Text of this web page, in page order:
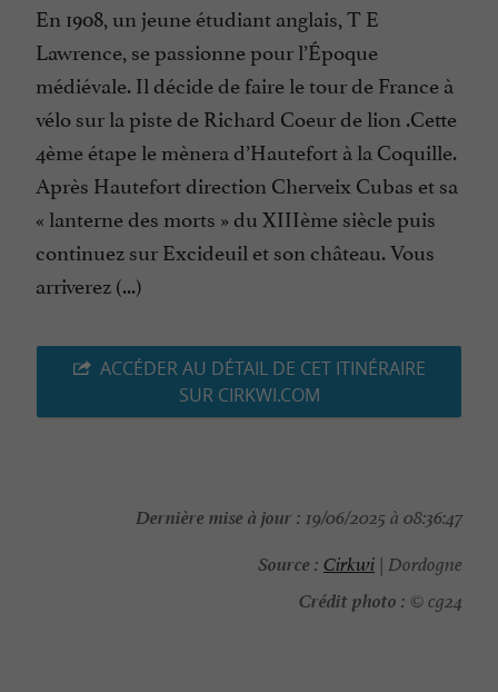
En 1908, un jeune étudiant anglais, T E
Lawrence, se passionne pour l’Époque
médiévale. Il décide de faire le tour de France à
vélo sur la piste de Richard Coeur de lion .Cette
4ème étape le mènera d’Hautefort à la Coquille.
Après Hautefort direction Cherveix Cubas et sa
« lanterne des morts » du XIIIème siècle puis
continuez sur Excideuil et son château. Vous
arriverez (...)
ACCÉDER AU DÉTAIL DE CET ITINÉRAIRE
SUR CIRKWI.COM
Dernière mise à jour : 19/06/2025 à 08:36:47
Source : Cirkwi | Dordogne
Crédit photo : © cg24